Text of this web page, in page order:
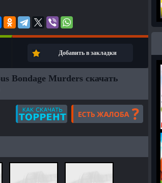
Добавить в закладки
Bondage Murders скачать